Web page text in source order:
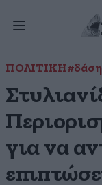
ΠΟΛΙΤΙΚΗ#δάση
για να